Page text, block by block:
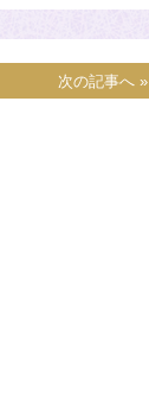
次の記事へ »